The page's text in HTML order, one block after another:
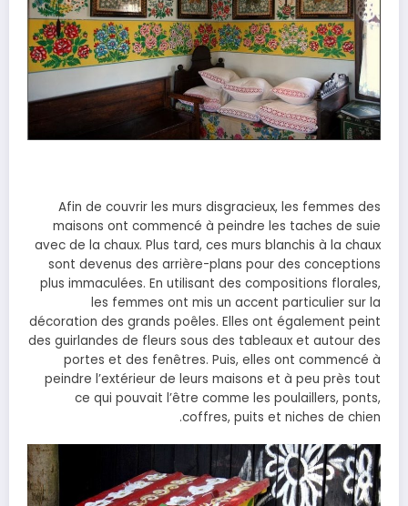
Afin de couvrir les murs disgracieux, les femmes des
maisons ont commencé à peindre les taches de suie
avec de la chaux. Plus tard, ces murs blanchis à la chaux
sont devenus des arrière-plans pour des conceptions
plus immaculées. En utilisant des compositions florales,
les femmes ont mis un accent particulier sur la
décoration des grands poêles. Elles ont également peint
des guirlandes de fleurs sous des tableaux et autour des
portes et des fenêtres. Puis, elles ont commencé à
peindre l’extérieur de leurs maisons et à peu près tout
ce qui pouvait l’être comme les poulaillers, ponts,
coffres, puits et niches de chien.